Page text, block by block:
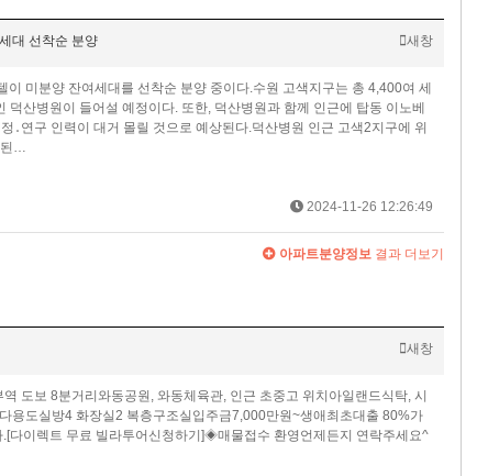
대 선착순 분양 새창
미분양 잔여세대를 선착순 분양 중이다.수원 고색지구는 총 4,400여 세
산병원이 들어설 예정이다. 또한, 덕산병원과 함께 인근에 탑동 이노베
․연구 인력이 대거 몰릴 것으로 예상된다.덕산병원 인근 고색2지구에 위
된…
2024-11-26 12:26:49
아파트분양정보 결과 더보기
새창
도보 8분거리와동공원, 와동체육관, 인근 초중고 위치아일랜드식탁, 시
용도실방4 화장실2 복층구조실입주금7,000만원~생애최초대출 80%가
다이렉트 무료 빌라투어신청하기]◈매물접수 환영언제든지 연락주세요^